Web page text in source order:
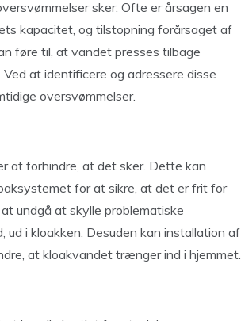
sker. Ofte er årsagen en
kapacitet, og tilstopning forårsaget af
føre til, at vandet presses tilbage
at identificere og adressere disse
oversvømmelser.
at forhindre, at det sker. Dette kan
for at sikre, at det er frit for
undgå at skylle problematiske
i kloakken. Desuden kan installation af
at kloakvandet trænger ind i hjemmet.